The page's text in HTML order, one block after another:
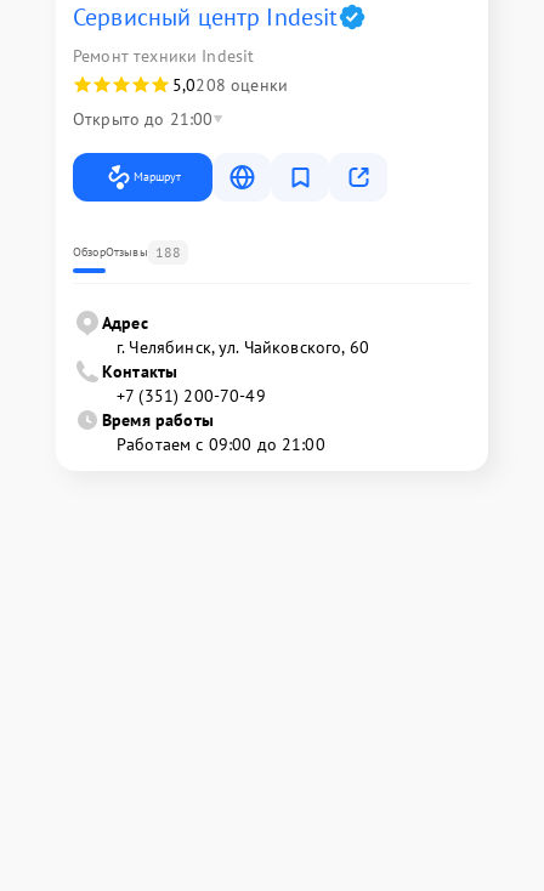
Сервисный центр Indesit
Ремонт техники Indesit
5,0208 оценки
Открыто до 21:00
Маршрут
ОбзорОтзывы 188
Адрес
г. Челябинск, ул. Чайковского, 60
Контакты
+7 (351) 200-70-49
Время работы
Работаем с 09:00 до 21:00